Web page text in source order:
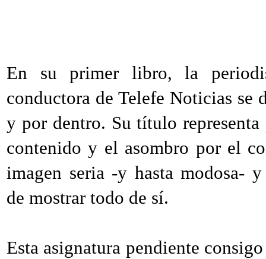
En su primer libro, la
conductora de Telefe Noticias se
y por dentro. Su título representa
contenido y el asombro por el
imagen seria -y hasta modosa-
de mostrar todo de sí.
Esta asignatura pendiente